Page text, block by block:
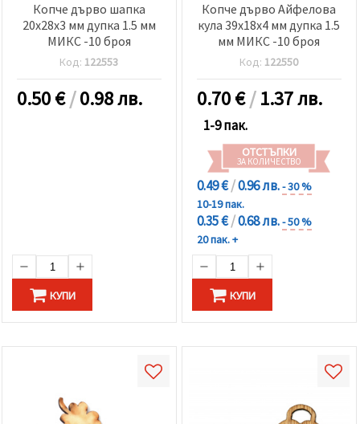
Копче дърво шапка
20x28x3 мм дупка 1.5 мм
МИКС -10 броя
Код: 122553
0.50€/0.98 лв.
КУПИ
Копче дърво Айфелова
кула 39x18x4 мм дупка 1.5
мм МИКС -10 броя
Код: 122550
0.70€/1.37 лв.
1-9 пак.
ОТСТЪПКИ
ЗА КОЛИЧЕСТВО
0.49 €/0.96 лв.- 30 %
10-19 пак.
0.35 €/0.68 лв.- 50 %
20 пак. +
КУПИ